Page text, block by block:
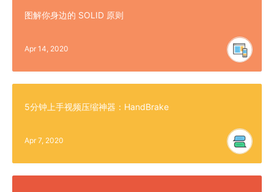
图解你身边的 SOLID 原则
Apr 14, 2020
5分钟上手视频压缩神器：HandBrake
Apr 7, 2020